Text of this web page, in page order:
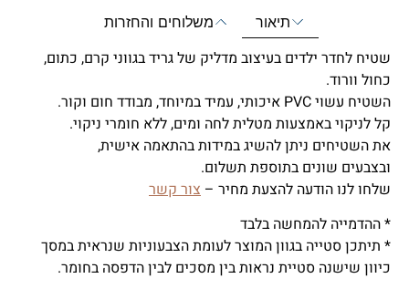
תיאור משלוחים והחזרות
שטיח לחדר ילדים בעיצוב מדליק של גריד בגווני קרם, כתום,
כחול וורוד.
השטיח עשוי PVC איכותי, עמיד במיוחד, מבודד חום וקור.
קל לניקוי באמצעות מטלית לחה ומים, ללא חומרי ניקוי.
את השטיחים ניתן להשיג במידות בהתאמה אישית,
ובצבעים שונים בתוספת תשלום.
שלחו לנו הודעה להצעת מחיר – צור קשר
* ההדמייה להמחשה בלבד
* תיתכן סטייה בגוון המוצר לעומת הצבעוניות שנראית במסך
כיוון שישנה סטיית נראות בין מסכים לבין הדפסה בחומר.